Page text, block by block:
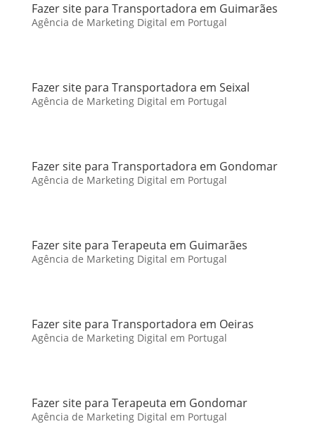
Fazer site para Transportadora em Guimarães
Agência de Marketing Digital em Portugal
Fazer site para Transportadora em Seixal
Agência de Marketing Digital em Portugal
Fazer site para Transportadora em Gondomar
Agência de Marketing Digital em Portugal
Fazer site para Terapeuta em Guimarães
Agência de Marketing Digital em Portugal
Fazer site para Transportadora em Oeiras
Agência de Marketing Digital em Portugal
Fazer site para Terapeuta em Gondomar
Agência de Marketing Digital em Portugal